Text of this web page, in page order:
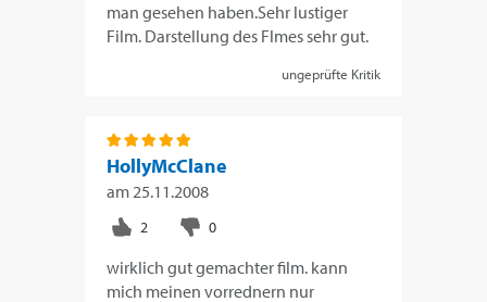
man gesehen haben.Sehr lustiger
Film. Darstellung des Flmes sehr gut.
ungeprüfte Kritik
HollyMcClane
am 25.11.2008
wirklich gut gemachter film. kann
mich meinen vorrednern nur